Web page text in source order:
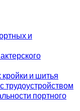
и
кройки и шитья
трудоустройством
портного